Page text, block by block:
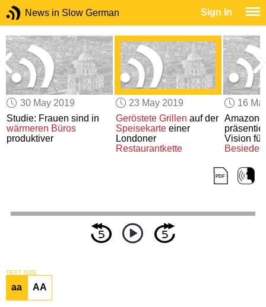
News in Slow German Sign In
30 May 2019
Studie: Frauen sind in
wärmeren Büros
produktiver
23 May 2019
Geröstete Grillen auf der
Speisekarteeiner
Londoner
Restaurantkette
16
Amazon-
Vision
TEXT SIZE
aa AA